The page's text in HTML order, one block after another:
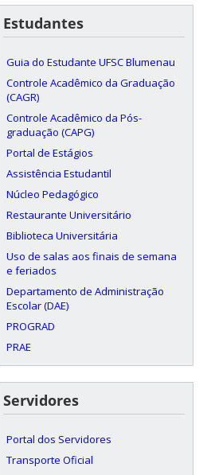
Estudantes
Guia do Estudante UFSC Blumenau
Controle Acadêmico da Graduação
(CAGR)
Controle Acadêmico da Pós-
graduação (CAPG)
Portal de Estágios
Assistência Estudantil
Núcleo Pedagógico
Restaurante Universitário
Biblioteca Universitária
Uso de salas aos finais de semana
e feriados
Departamento de Administração
Escolar (DAE)
PROGRAD
PRAE
Servidores
Portal dos Servidores
Transporte Oficial